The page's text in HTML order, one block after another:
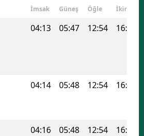
İmsak Güneş Öğle İkindi
04:13 05:47 12:54 16:42
04:14 05:48 12:54 16:42
04:16 05:48 12:54 16:41